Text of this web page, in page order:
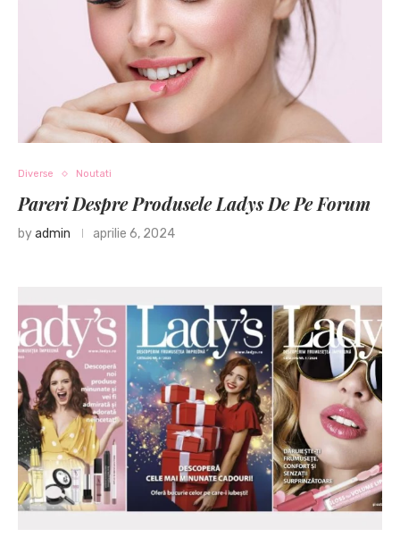
Diverse Noutati
Pareri Despre Produsele Ladys De Pe Forum
byadmin aprilie 6, 2024